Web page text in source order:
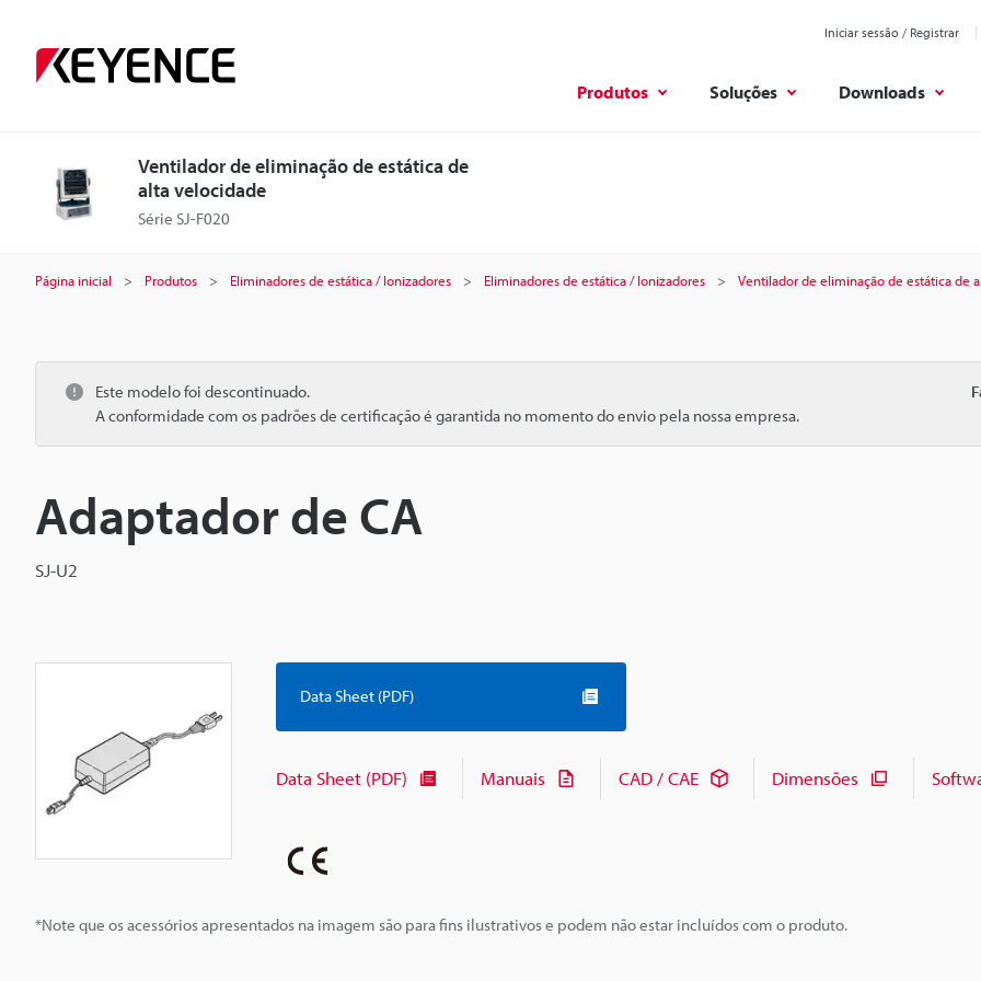
Iniciar sessão / Registrar
Produtos Soluções Downloads
Ventilador de eliminação de estática de
alta velocidade
Série SJ-F020
Página inicial Produtos Eliminadores de estática / Ionizadores Eliminadores de estática / Ionizadores Ventilador de eliminação de estática de
Este modelo foi descontinuado.
A conformidade com os padrões de certificação é garantida no momento do envio pela nossa empresa.
Adaptador de CA
SJ-U2
*Note que os acessórios apresentados na imagem são para fins ilustrativos e podem não estar incluídos com o produto.
Data Sheet (PDF)
Data Sheet (PDF) Manuais CAD / CAE Dimensões